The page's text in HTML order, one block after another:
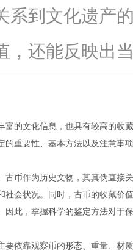
系到文化遗产
，还能反映出
富的文化信息，也具有较高的收
的重要性、基本方法以及注意事
古币作为历史文物，其真伪直接
社会状况。同时，古币的收藏价
因此，掌握科学的鉴定方法对于
要依靠观察币的形态、重量、材